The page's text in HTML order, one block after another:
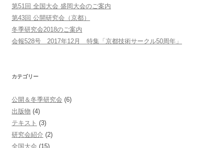
第51回 全国大会 盛岡大会のご案内
第43回 公開研究会（京都）
冬季研究会2018のご案内
会報528号 2017年12月 特集「京都技術サークル50周年」
カテゴリー
公開＆冬季研究会 (6)
出版物 (4)
テキスト (3)
研究会紹介 (2)
全国大会 (15)